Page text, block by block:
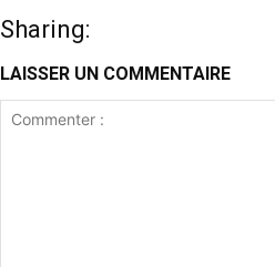
Sharing:
LAISSER UN COMMENTAIRE